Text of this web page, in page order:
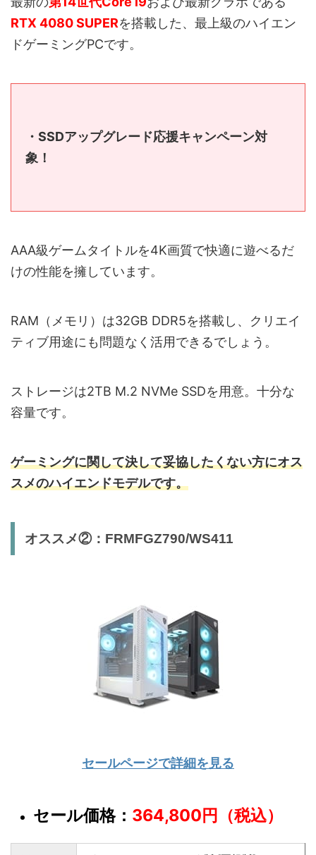
RTX 4080 SUPERを搭載した、最上級のハイエン
ドゲーミングPCです。
・SSDアップグレード応援キャンペーン対
象！
AAA級ゲームタイトルを4K画質で快適に遊べるだ
けの性能を擁しています。
RAM（メモリ）は32GB DDR5を搭載し、クリエイ
ティブ用途にも問題なく活用できるでしょう。
ストレージは2TB M.2 NVMe SSDを用意。十分な
容量です。
ゲーミングに関して決して妥協したくない方にオス
スメのハイエンドモデルです。
オススメ②：FRMFGZ790/WS411
セールページで詳細を見る
セール価格： 364,800円（税込）